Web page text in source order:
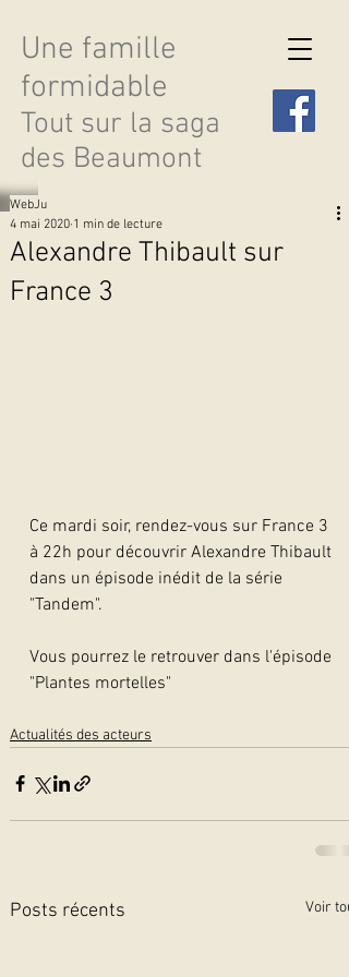
Une famille
formidable
Tout sur la saga
des Beaumont
Découvrir les saisons
Alexandre Thibault sur
France 3
WebJu
4 mai 2020 1 min de lecture
Ce mardi soir, rendez-vous sur France 3
à 22h pour découvrir Alexandre Thibault
dans un épisode inédit de la série
"Tandem".
Vous pourrez le retrouver dans l'épisode
"Plantes mortelles"
Actualités des acteurs
Posts récents Voir tout